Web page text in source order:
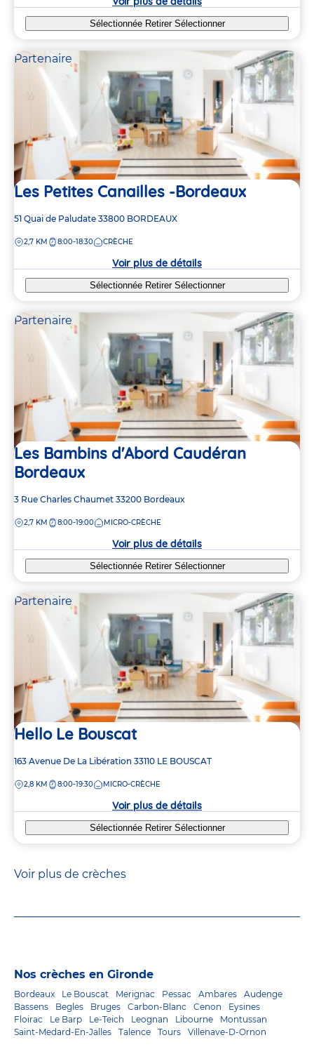
Sélectionnée Retirer Sélectionner
Partenaire
Les Petites Canailles -Bordeaux
Adresse
la
51 Quai de Paludate 33800 BORDEAUX
DISTANCE
2,7 KM 8:00-18:30 CRÈCHE
Voir plus de détails
Sélectionnée Retirer Sélectionner
Partenaire
Les Bambins d'Abord Caudéran
Bordeaux
Adresse
la
3 Rue Charles Chaumet 33200 Bordeaux
DISTANCE
2,7 KM 8:00-19:00 MICRO-CRÈCHE
Voir plus de détails
Sélectionnée Retirer Sélectionner
Partenaire
Hello Le Bouscat
Adresse
la
163 Avenue De La Libération 33110 LE BOUSCAT
DISTANCE
2,8 KM 8:00-19:30 MICRO-CRÈCHE
Voir plus de détails
Sélectionnée Retirer Sélectionner
Voir plus de crèches
Nos crèches en Gironde
Bordeaux Le Bouscat Merignac Pessac Ambares
Audenge
Bassens
Begles Bruges Carbon-Blanc Cenon
Eysines
Floirac
Le Barp Le-Teich Leognan Libourne
Montussan
Saint-Medard-En-Jalles
Talence Tours Villenave-D-Ornon